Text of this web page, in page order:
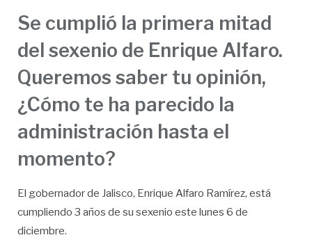
Se cumplió la primera mitad
del sexenio de Enrique Alfaro.
Queremos saber tu opinión,
¿Cómo te ha parecido la
administración hasta el
momento?
El gobernador de Jalisco, Enrique Alfaro Ramírez, está
cumpliendo 3 años de su sexenio este lunes 6 de
diciembre.